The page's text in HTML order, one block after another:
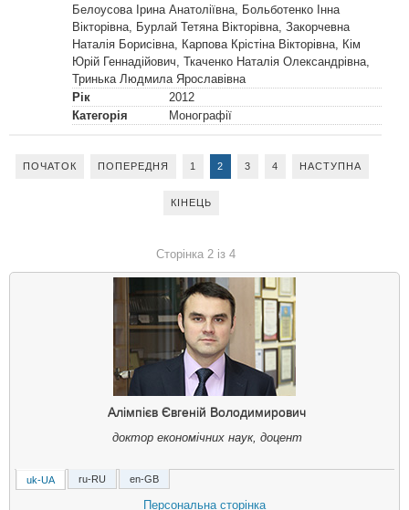
Белоусова Ірина Анатоліївна, Больботенко Інна
Вікторівна, Бурлай Тетяна Вікторівна, Закорчевна
Наталія Борисівна, Карпова Крістіна Вікторівна, Кім
Юрій Геннадійович, Ткаченко Наталія Олександрівна,
Тринька Людмила Ярославівна
Рік
2012
Категорія
Монографії
ПОЧАТОК ПОПЕРЕДНЯ 1 2 3 4 НАСТУПНА
КІНЕЦЬ
Сторінка 2 із 4
Алімпієв Євгеній Володимирович
доктор економічних наук, доцент
Алимпиев Евгений Владимирович
uk-UA ru-RU en-GB
Персональна сторінка